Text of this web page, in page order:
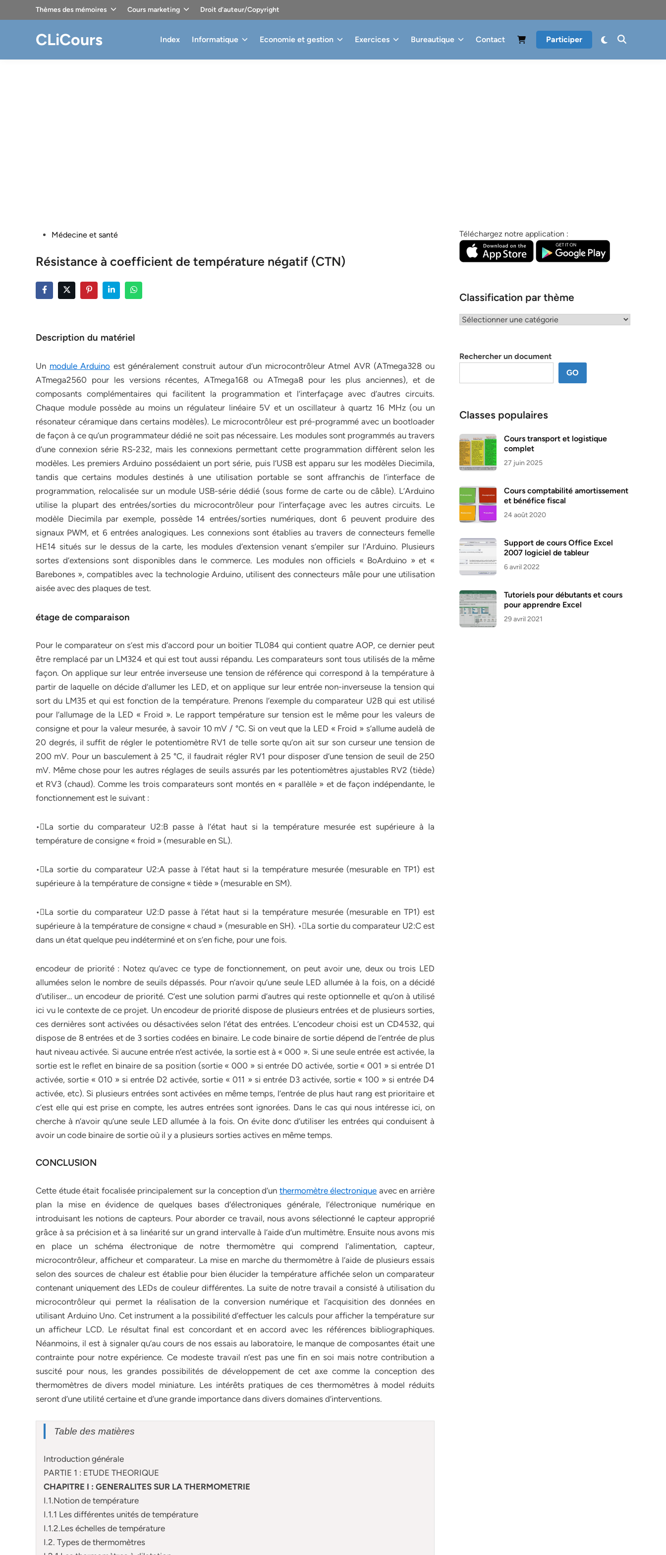
Thèmes des mémoires Cours marketing Droit d’auteur/Copyright
CLiCours Index Informatique Economie et gestion Exercices Bureautique Contact Participer
PostedMédecine et santé
Résistance à coefficient de température négatif (CTN)
Description du matériel
Un module Arduino est généralement construit autour d’un microcontrôleur Atmel AVR (ATmega328 ou
ATmega2560 pour les versions récentes, ATmega168 ou ATmega8 pour les plus anciennes), et de
composants complémentaires qui facilitent la programmation et l’interfaçage avec d’autres circuits.
Chaque module possède au moins un régulateur linéaire 5V et un oscillateur à quartz 16 MHz (ou un
résonateur céramique dans certains modèles). Le microcontrôleur est pré-programmé avec un bootloader
de façon à ce qu’un programmateur dédié ne soit pas nécessaire. Les modules sont programmés au travers
d’une connexion série RS-232, mais les connexions permettant cette programmation diffèrent selon les
modèles. Les premiers Arduino possédaient un port série, puis l’USB est apparu sur les modèles Diecimila,
tandis que certains modules destinés à une utilisation portable se sont affranchis de l’interface de
programmation, relocalisée sur un module USB-série dédié (sous forme de carte ou de câble). L’Arduino
utilise la plupart des entrées/sorties du microcontrôleur pour l’interfaçage avec les autres circuits. Le
modèle Diecimila par exemple, possède 14 entrées/sorties numériques, dont 6 peuvent produire des
signaux PWM, et 6 entrées analogiques. Les connexions sont établies au travers de connecteurs femelle
HE14 situés sur le dessus de la carte, les modules d’extension venant s’empiler sur l’Arduino. Plusieurs
sortes d’extensions sont disponibles dans le commerce. Les modules non officiels « BoArduino » et «
Barebones », compatibles avec la technologie Arduino, utilisent des connecteurs mâle pour une utilisation
aisée avec des plaques de test.
étage de comparaison
Pour le comparateur on s’est mis d’accord pour un boitier TL084 qui contient quatre AOP, ce dernier peut
être remplacé par un LM324 et qui est tout aussi répandu. Les comparateurs sont tous utilisés de la même
façon. On applique sur leur entrée inverseuse une tension de référence qui correspond à la température à
partir de laquelle on décide d’allumer les LED, et on applique sur leur entrée non-inverseuse la tension qui
sort du LM35 et qui est fonction de la température. Prenons l’exemple du comparateur U2B qui est utilisé
pour l’allumage de la LED « Froid ». Le rapport température sur tension est le même pour les valeurs de
consigne et pour la valeur mesurée, à savoir 10 mV / °C. Si on veut que la LED « Froid » s’allume audelà de
20 degrés, il suffit de régler le potentiomètre RV1 de telle sorte qu’on ait sur son curseur une tension de
200 mV. Pour un basculement à 25 °C, il faudrait régler RV1 pour disposer d’une tension de seuil de 250
mV. Même chose pour les autres réglages de seuils assurés par les potentiomètres ajustables RV2 (tiède)
et RV3 (chaud). Comme les trois comparateurs sont montés en « parallèle » et de façon indépendante, le
fonctionnement est le suivant :
•La sortie du comparateur U2:B passe à l’état haut si la température mesurée est supérieure à la
température de consigne « froid » (mesurable en SL).
•La sortie du comparateur U2:A passe à l’état haut si la température mesurée (mesurable en TP1) est
supérieure à la température de consigne « tiède » (mesurable en SM).
•La sortie du comparateur U2:D passe à l’état haut si la température mesurée (mesurable en TP1) est
supérieure à la température de consigne « chaud » (mesurable en SH). •La sortie du comparateur U2:C est
dans un état quelque peu indéterminé et on s’en fiche, pour une fois.
encodeur de priorité : Notez qu’avec ce type de fonctionnement, on peut avoir une, deux ou trois LED
allumées selon le nombre de seuils dépassés. Pour n’avoir qu’une seule LED allumée à la fois, on a décidé
d’utiliser… un encodeur de priorité. C’est une solution parmi d’autres qui reste optionnelle et qu’on à utilisé
ici vu le contexte de ce projet. Un encodeur de priorité dispose de plusieurs entrées et de plusieurs sorties,
ces dernières sont activées ou désactivées selon l’état des entrées. L’encodeur choisi est un CD4532, qui
dispose de 8 entrées et de 3 sorties codées en binaire. Le code binaire de sortie dépend de l’entrée de plus
haut niveau activée. Si aucune entrée n’est activée, la sortie est à « 000 ». Si une seule entrée est activée, la
sortie est le reflet en binaire de sa position (sortie « 000 » si entrée D0 activée, sortie « 001 » si entrée D1
activée, sortie « 010 » si entrée D2 activée, sortie « 011 » si entrée D3 activée, sortie « 100 » si entrée D4
activée, etc). Si plusieurs entrées sont activées en même temps, l’entrée de plus haut rang est prioritaire et
c’est elle qui est prise en compte, les autres entrées sont ignorées. Dans le cas qui nous intéresse ici, on
cherche à n’avoir qu’une seule LED allumée à la fois. On évite donc d’utiliser les entrées qui conduisent à
avoir un code binaire de sortie où il y a plusieurs sorties actives en même temps.
CONCLUSION
Cette étude était focalisée principalement sur la conception d’un thermomètre électronique avec en arrière
plan la mise en évidence de quelques bases d’électroniques générale, l’électronique numérique en
introduisant les notions de capteurs. Pour aborder ce travail, nous avons sélectionné le capteur approprié
grâce à sa précision et à sa linéarité sur un grand intervalle à l’aide d’un multimètre. Ensuite nous avons mis
en place un schéma électronique de notre thermomètre qui comprend l’alimentation, capteur,
microcontrôleur, afficheur et comparateur. La mise en marche du thermomètre à l’aide de plusieurs essais
selon des sources de chaleur est établie pour bien élucider la température affichée selon un comparateur
contenant uniquement des LEDs de couleur différentes. La suite de notre travail a consisté à utilisation du
microcontrôleur qui permet la réalisation de la conversion numérique et l’acquisition des données en
utilisant Arduino Uno. Cet instrument a la possibilité d’effectuer les calculs pour afficher la température sur
un afficheur LCD. Le résultat final est concordant et en accord avec les références bibliographiques.
Néanmoins, il est à signaler qu’au cours de nos essais au laboratoire, le manque de composantes était une
contrainte pour notre expérience. Ce modeste travail n’est pas une fin en soi mais notre contribution a
suscité pour nous, les grandes possibilités de développement de cet axe comme la conception des
thermomètres de divers model miniature. Les intérêts pratiques de ces thermomètres à model réduits
seront d’une utilité certaine et d’une grande importance dans divers domaines d’interventions.
Table des matières
Introduction générale
PARTIE 1 : ETUDE THEORIQUE
CHAPITRE I : GENERALITES SUR LA THERMOMETRIE
I.1.Notion de température
I.1.1 Les différentes unités de température
I.1.2.Les échelles de température
I.2. Types de thermomètres
Téléchargez notre application :
Classification par thème
Classification
Rechercher un document
GO
Classes populaires
Cours transport et logistique
complet
27 juin 2025
Cours comptabilité amortissement
et bénéfice fiscal
24 août 2020
Support de cours Office Excel
2007 logiciel de tableur
6 avril 2022
Tutoriels pour débutants et cours
pour apprendre Excel
29 avril 2021